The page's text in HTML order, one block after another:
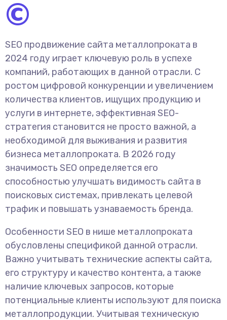
©
SEO продвижение сайта металлопроката в
2024 году играет ключевую роль в успехе
компаний, работающих в данной отрасли. С
ростом цифровой конкуренции и увеличением
количества клиентов, ищущих продукцию и
услуги в интернете, эффективная SEO-
стратегия становится не просто важной, а
необходимой для выживания и развития
бизнеса металлопроката. В 2026 году
значимость SEO определяется его
способностью улучшать видимость сайта в
поисковых системах, привлекать целевой
трафик и повышать узнаваемость бренда.
Особенности SEO в нише металлопроката
обусловлены спецификой данной отрасли.
Важно учитывать технические аспекты сайта,
его структуру и качество контента, а также
наличие ключевых запросов, которые
потенциальные клиенты используют для поиска
металлопродукции. Учитывая техническую